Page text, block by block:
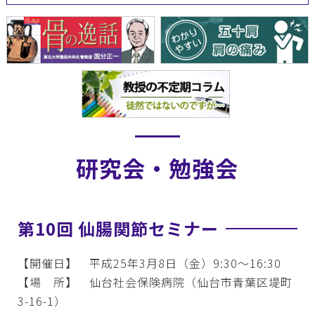
研究会・勉強会
第10回 仙腸関節セミナー
【開催日】 平成25年3月8日（金）9:30～16:30
【場 所】 仙台社会保険病院（仙台市青葉区堤町
3-16-1）